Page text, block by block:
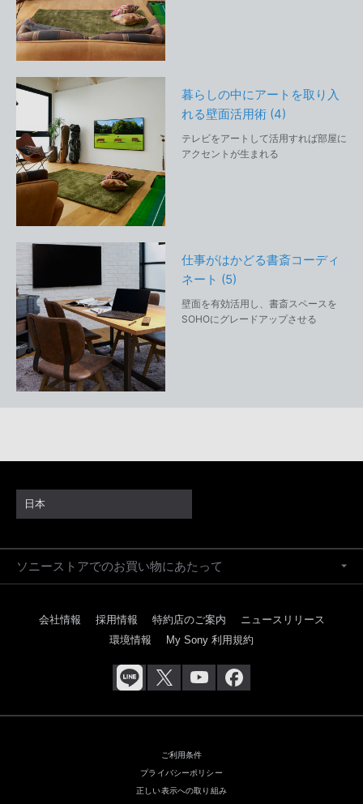
暮らしの中にアートを取り入
れる壁面活用術 (4)
テレビをアートして活用すれば部屋に
アクセントが生まれる
仕事がはかどる書斎コーディ
ネート (5)
壁面を有効活用し、書斎スペースを
SOHOにグレードアップさせる
日本
ソニーストアでのお買い物にあたって
会社情報 採用情報 特約店のご案内
ニュースリリース
環境情報
My Sony 利用規約
ご利用条件
プライバシーポリシー
正しい表示への取り組み